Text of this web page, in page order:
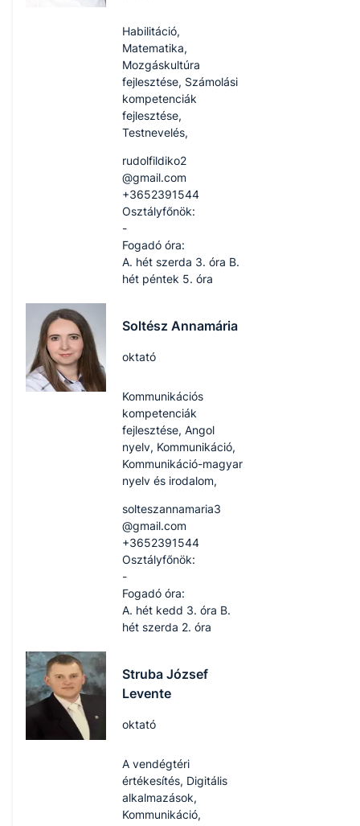
Habilitáció,
Matematika,
Mozgáskultúra
fejlesztése, Számolási
kompetenciák
fejlesztése,
Testnevelés,
rudolfildiko2​
@gmail.com
+3652391544
Osztályfőnök:
-
Fogadó óra:
A. hét szerda 3. óra B.
hét péntek 5. óra
Soltész Annamária
oktató
Kommunikációs
kompetenciák
fejlesztése, Angol
nyelv, Kommunikáció,
Kommunikáció-magyar
nyelv és irodalom,
solteszannamaria3​
@gmail.com
+3652391544
Osztályfőnök:
-
Fogadó óra:
A. hét kedd 3. óra B.
hét szerda 2. óra
Struba József
Levente
oktató
A vendégtéri
értékesítés, Digitális
alkalmazások,
Kommunikáció,